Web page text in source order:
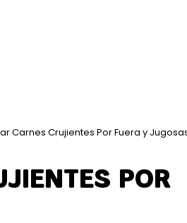
Carnes Crujientes Por Fuera y
POR